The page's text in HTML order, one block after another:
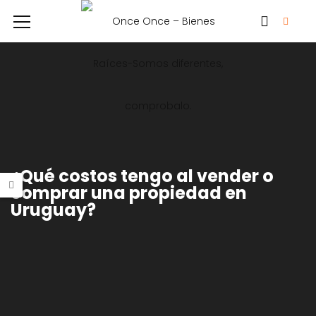
¿Qué costos tengo al vender o
comprar una propiedad en
Uruguay?